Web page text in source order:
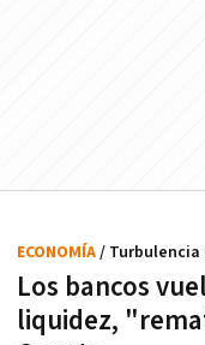
Los bancos
liquidez,
ECONOMÍA/ Turbulencia